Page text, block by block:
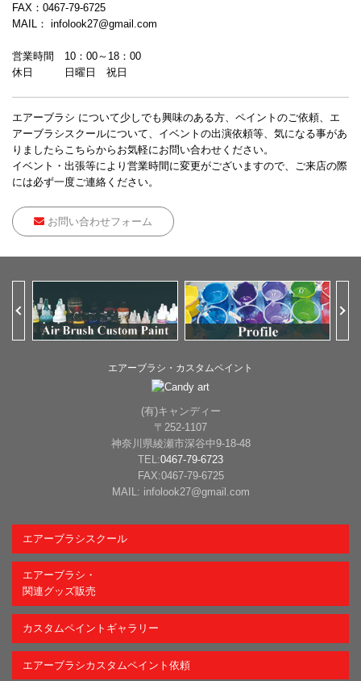
FAX：0467-79-6725
MAIL： infolook27@gmail.com
営業時間 10：00～18：00
休日 日曜日 祝日
エアーブラシ について少しでも興味のある方、ペイントのご依頼、エ
アーブラシスクールについて、イベントの出演依頼等、気になる事があ
りましたらこちらからお気軽にお問い合わせください。
イベント・出張等により営業時間に変更がございますので、ご来店の際
には必ず一度ご連絡ください。
お問い合わせフォーム
Previous
エアーブラシ・カスタムペイント
(有)キャンディー
〒252-1107
神奈川県綾瀬市深谷中9-18-48
TEL:0467-79-6723
FAX:0467-79-6725
MAIL: infolook27@gmail.com
エアーブラシスクール
エアーブラシ・
関連グッズ販売
カスタムペイントギャラリー
エアーブラシカスタムペイント依頼